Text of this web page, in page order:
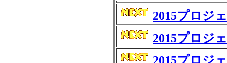
2015プロジ
2015プロ